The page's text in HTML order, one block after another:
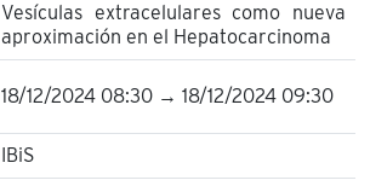
Vesículas extracelulares como nueva
aproximación en el Hepatocarcinoma
18/12/2024 08:30 → 18/12/2024 09:30
IBiS